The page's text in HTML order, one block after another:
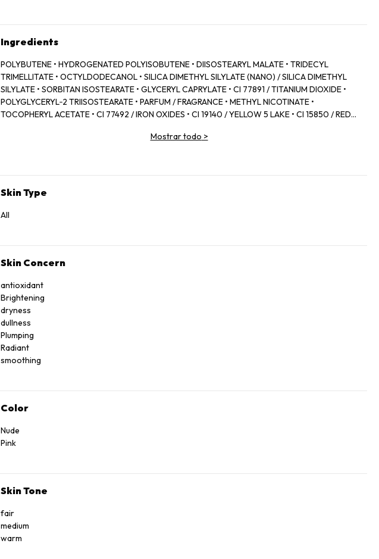
Ingredients
POLYBUTENE • HYDROGENATED POLYISOBUTENE • DIISOSTEARYL MALATE • TRIDECYL
TRIMELLITATE • OCTYLDODECANOL • SILICA DIMETHYL SILYLATE (NANO) / SILICA DIMETHYL
SILYLATE • SORBITAN ISOSTEARATE • GLYCERYL CAPRYLATE • CI 77891 / TITANIUM DIOXIDE •
POLYGLYCERYL‑2 TRIISOSTEARATE • PARFUM / FRAGRANCE • METHYL NICOTINATE •
TOCOPHERYL ACETATE • CI 77492 / IRON OXIDES • CI 19140 / YELLOW 5 LAKE • CI 15850 / RED 7
ROOT OIL / GINGER ROOT OIL • CANOLA OIL • CAPSICUM FRUTESCENS FRUIT EXTRACT • CI
Mostrar todo >
Skin Type
All
Skin Concern
antioxidant
Brightening
dryness
dullness
Plumping
Radiant
smoothing
Color
Nude
Pink
Skin Tone
fair
medium
warm